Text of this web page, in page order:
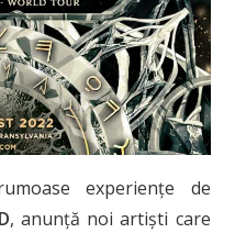
experiențe de
, anunță noi artiști care